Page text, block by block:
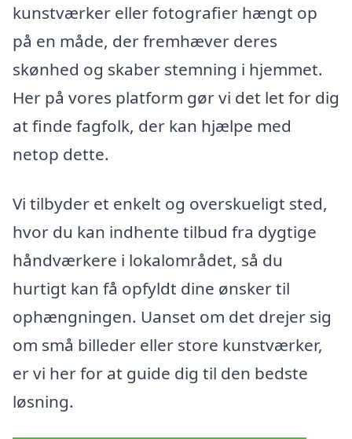
kunstværker eller fotografier hængt op
på en måde, der fremhæver deres
skønhed og skaber stemning i hjemmet.
Her på vores platform gør vi det let for dig
at finde fagfolk, der kan hjælpe med
netop dette.
Vi tilbyder et enkelt og overskueligt sted,
hvor du kan indhente tilbud fra dygtige
håndværkere i lokalområdet, så du
hurtigt kan få opfyldt dine ønsker til
ophængningen. Uanset om det drejer sig
om små billeder eller store kunstværker,
er vi her for at guide dig til den bedste
løsning.